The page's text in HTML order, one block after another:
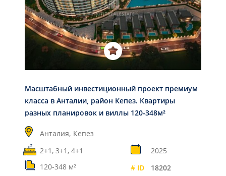
Масштабный инвестиционный проект премиум
класса в Анталии, район Кепез. Квартиры
разных планировок и виллы 120-348м²
Анталия, Кепез
2+1, 3+1, 4+1
2025
120-348 м²
# ID 18202